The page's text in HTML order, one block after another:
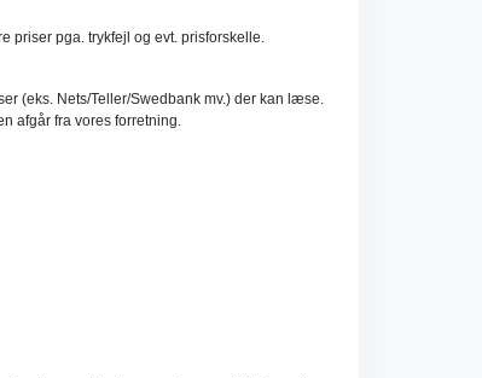
priser pga. trykfejl og evt. prisforskelle.
(eks. Nets/Teller/Swedbank mv.) der kan læse.
afgår fra vores forretning.